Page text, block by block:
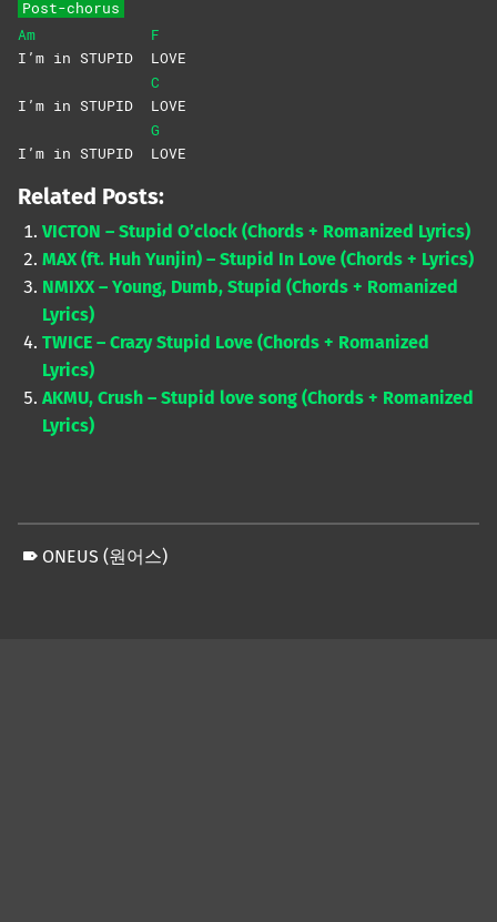
Post-chorus
Am
I’m in STUPID
F
LOVE
I’m in STUPID
C
LOVE
I’m in STUPID
G
LOVE
Related Posts:
VICTON – Stupid O’clock (Chords + Romanized Lyrics)
MAX (ft. Huh Yunjin) – Stupid In Love (Chords + Lyrics)
NMIXX – Young, Dumb, Stupid (Chords + Romanized
Lyrics)
TWICE – Crazy Stupid Love (Chords + Romanized
Lyrics)
AKMU, Crush – Stupid love song (Chords + Romanized
Lyrics)
ONEUS (원어스)